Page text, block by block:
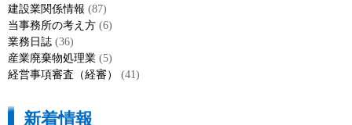
建設業関係情報 (87)
当事務所の考え方 (6)
業務日誌 (36)
産業廃棄物処理業 (5)
経営事項審査（経審）
(41)
新着情報